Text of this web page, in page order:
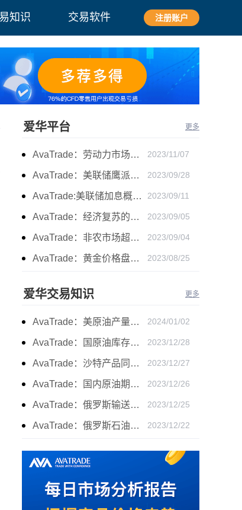
知识 交易软件 注册账户
爱华平台 更多
AvaTrade：劳动力市场宽松，黄金下跌 2023/11/07
AvaTrade：美联储鹰派言论，黄金价格小幅度波动 2023/09/28
AvaTrade:美联储加息概率上升，黄金震荡短期压力 2023/09/11
AvaTrade：经济复苏的刺激下，黄金保持震荡继续走跌 2023/09/05
AvaTrade：非农市场超过预期，黄金价格震荡 2023/09/04
AvaTrade：黄金价格盘内开启窄幅慢跌行情 2023/08/25
爱华交易知识 更多
AvaTrade：美原油产量下降，原油期货价格下跌 2024/01/02
AvaTrade：国原油库存的增加，原油期货开盘价格上涨 2023/12/28
AvaTrade：沙特产品同比下降，国际油价收涨 2023/12/27
AvaTrade：国内原油期货开盘上涨，布伦特原油上涨 2023/12/26
AvaTrade：俄罗斯输送石油，原油期货主力合约价格下跌 2023/12/25
AvaTrade：俄罗斯石油出口增长，原油收跌 2023/12/22